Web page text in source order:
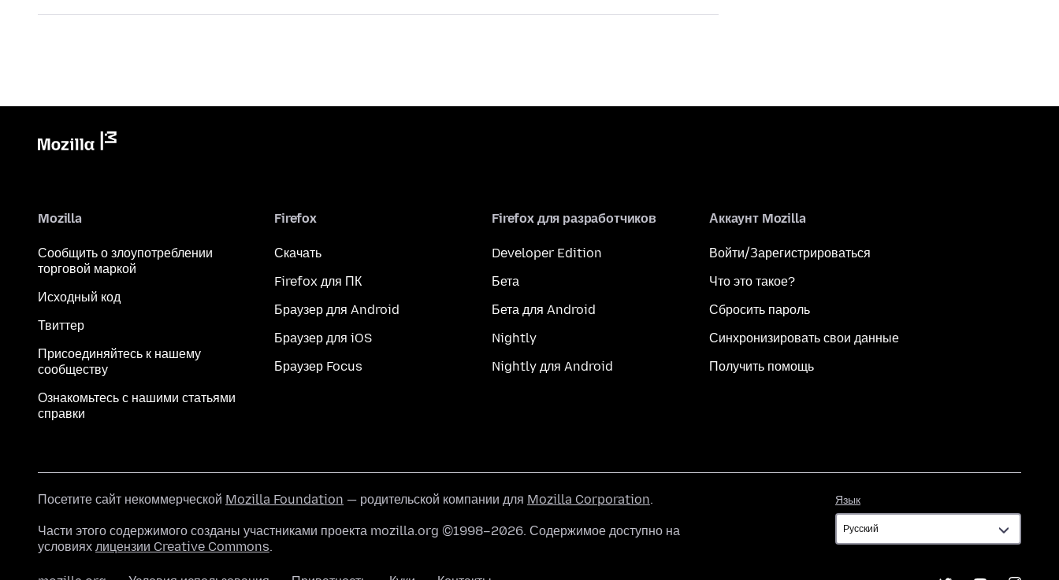
Mozilla
Сообщить о злоупотреблении
торговой маркой
Исходный код
Твиттер
Присоединяйтесь к нашему
сообществу
Ознакомьтесь с нашими статьями
справки
Firefox
Скачать
Firefox для ПК
Браузер для Android
Браузер для iOS
Браузер Focus
Firefox для разработчиков
Developer Edition
Бета
Бета для Android
Nightly
Nightly для Android
Аккаунт Mozilla
Войти/Зарегистрироваться
Что это такое?
Сбросить пароль
Синхронизировать свои данные
Получить помощь
Язык
Посетите сайт некоммерческой Mozilla Foundation — родительской компании для Mozilla Corporation.
Части этого содержимого созданы участниками проекта mozilla.org ©1998–2026. Содержимое доступно на
условиях лицензии Creative Commons.